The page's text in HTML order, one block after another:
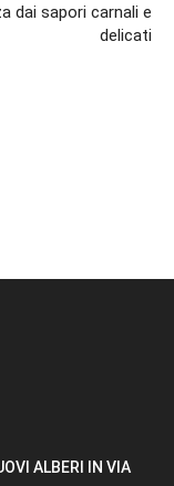
dai sapori carnali e
delicati
ALBERI IN VIA